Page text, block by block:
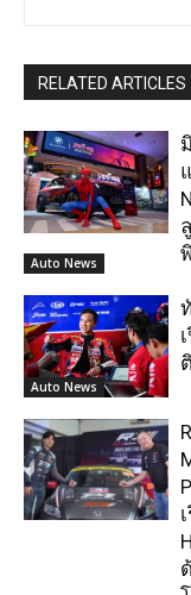
RELATED ARTICLES
Auto News
Auto News